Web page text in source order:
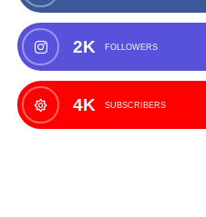
2K FOLLOWERS
4K SUBSCRIBERS